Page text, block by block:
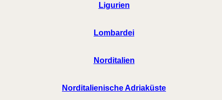
Ligurien
Lombardei
Norditalien
Norditalienische Adriaküste